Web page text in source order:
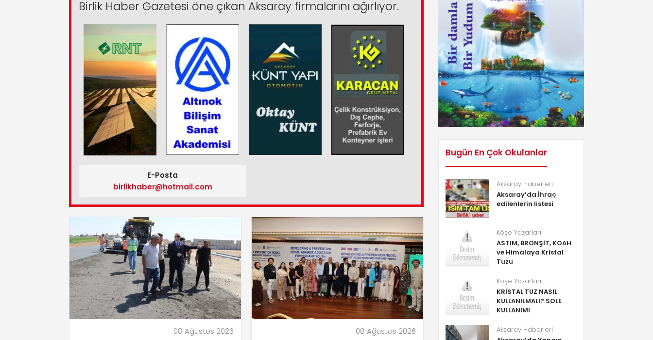
Birlik Haber Gazetesi öne çıkan Aksaray firmalarını ağırlıyor.
E-Posta
birlikhaber@hotmail.com
08 Ağustos 2026
08 Ağustos 2026
Bugün En Çok Okulanlar
Aksaray Haberleri
Aksaray’da İhraç
edilenlerin listesi
Köşe Yazarları
ASTIM, BRONŞİT, KOAH
ve Himalaya Kristal
Tuzu
Köşe Yazarları
KRİSTAL TUZ NASIL
KULLANILMALI? SOLE
KULLANIMI
Aksaray Haberleri